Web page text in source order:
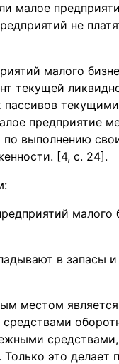
малое
не
малого
текущей
предприятие
выполнению
[4, с. 24].
малого
в запасы
местом
это делает